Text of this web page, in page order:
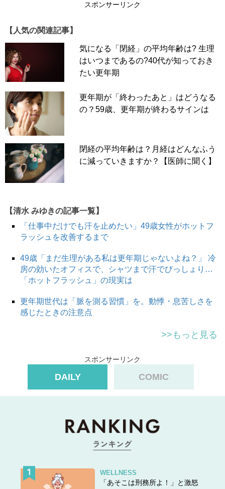
スポンサーリンク
【人気の関連記事】
気になる「閉経」の平均年齢は? 生理
はいつまであるの?40代が知っておき
たい更年期
更年期が「終わったあと」はどうなる
の？59歳、更年期が終わるサインは
閉経の平均年齢は？月経はどんなふう
に減っていきますか？【医師に聞く】
【清水 みゆきの記事一覧】
「仕事中だけでも汗を止めたい」49歳女性がホットフ
ラッシュを改善するまで
49歳「まだ生理がある私は更年期じゃないよね？」 冷
房の効いたオフィスで、シャツまで汗でびっしょり…
「ホットフラッシュ」の現実は
更年期世代は「脈を測る習慣」を。動悸・息苦しさを
感じたときの注意点
>>もっと見る
スポンサーリンク
DAILY COMIC
WELLNESS
「あそこは刑務所よ！」と激怒